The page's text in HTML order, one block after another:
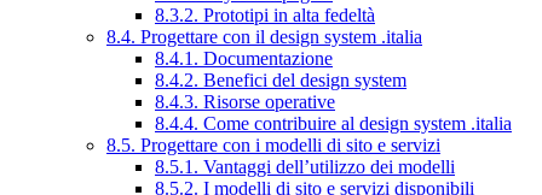
8.3.2. Prototipi in alta fedeltà
8.4. Progettare con il design system .italia
8.4.1. Documentazione
8.4.2. Benefici del design system
8.4.3. Risorse operative
8.4.4. Come contribuire al design system .italia
8.5. Progettare con i modelli di sito e servizi
8.5.1. Vantaggi dell’utilizzo dei modelli
8.5.2. I modelli di sito e servizi disponibili